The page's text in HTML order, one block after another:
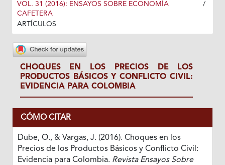
VOL. 31 (2016): ENSAYOS SOBRE ECONOMÍA
CAFETERA
/
ARTÍCULOS
CHOQUES EN LOS PRECIOS DE LOS
PRODUCTOS BÁSICOS Y CONFLICTO CIVIL:
EVIDENCIA PARA COLOMBIA
CÓMO CITAR
Dube, O., & Vargas, J. (2016). Choques en los
Precios de los Productos Básicos y Conflicto Civil:
Evidencia para Colombia. Revista Ensayos Sobre